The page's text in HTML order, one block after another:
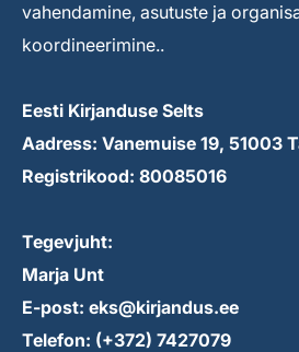
vahendamine, asutuste ja
koordineerimine..
Eesti Kirjanduse Selts
Aadress: Vanemuise 19, 51003
Registrikood: 80085016
Tegevjuht:
Marja Unt
E-post: eks@kirjandus.ee
Telefon: (+372) 7427079